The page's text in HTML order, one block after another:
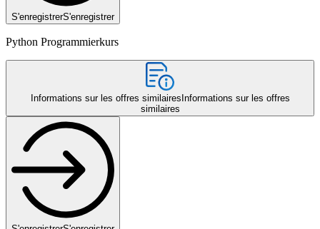
S'enregistrerS'enregistrer
Python Programmierkurs
Informations sur les offres similaires Informations sur les offres
similaires